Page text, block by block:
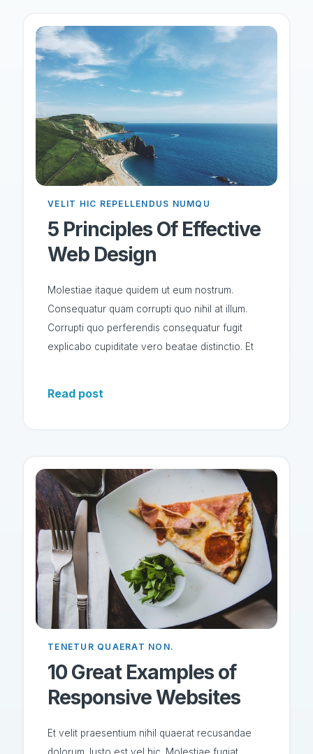
VELIT HIC REPELLENDUS NUMQU
5 Principles Of Effective
Web Design
Molestiae itaque quidem ut eum nostrum.
Consequatur quam corrupti quo nihil at illum.
Corrupti quo perferendis consequatur fugit
explicabo cupiditate vero beatae distinctio. Et
Read post
TENETUR QUAERAT NON.
10 Great Examples of
Responsive Websites
Et velit praesentium nihil quaerat recusandae